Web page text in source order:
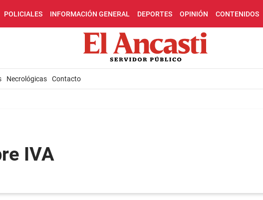
POLICIALES INFORMACIÓN GENERAL DEPORTES OPINIÓN CONTENIDOS
Necrológicas Contacto
IVA